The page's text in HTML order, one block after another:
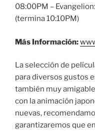
08:00PM –
(termina 10:10PM)
Más Información:
La selección de
para diversos gustos
también muy
con la animación
nuevas,
garantizaremos que